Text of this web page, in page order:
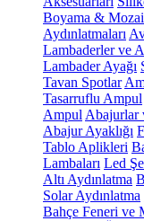
Boyama &
Aydınlatmaları
Lambaderler ve
Lambader Ayağı
Tavan Spotlar
Tasarruflu Ampul
Ampul Abajurlar
Abajur Ayaklığı
Tablo Aplikleri
Lambaları Led
Altı Aydınlatma
Solar Aydınlatma
Bahçe Feneri ve